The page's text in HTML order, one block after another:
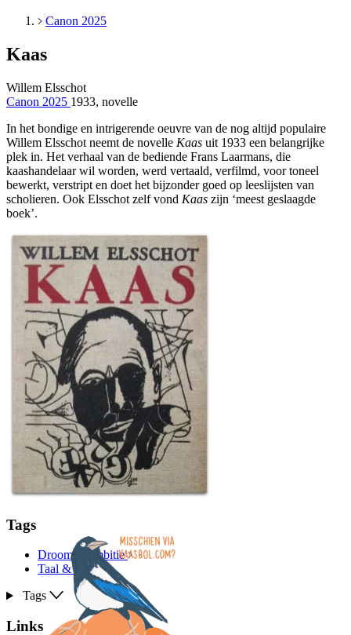
Canon 2025
Kaas
Willem Elsschot
Canon 2025 1933, novelle
In het bondige en intrigerende oeuvre van de nog altijd populaire
Willem Elsschot neemt de novelle Kaas uit 1933 een belangrijke
plek in. Het verhaal van de bediende Frans Laarmans, die
kaashandelaar wil worden, werd vertaald, verfilmd, voor toneel
bewerkt, verstript en doet het bijzonder goed op leeslijsten van
scholieren. Ook Elsschot zelf vond Kaas zijn ‘meest geslaagde
boek’.
Tags
Droom & ambitie
Taal & vorm
Tags
Links